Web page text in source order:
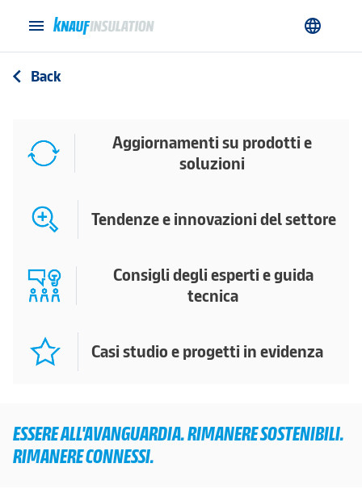
menu language
arrow_back_ios Back
Aggiornamenti su prodotti e
soluzioni
Tendenze e innovazioni del settore
Consigli degli esperti e guida
tecnica
Casi studio e progetti in evidenza
ESSERE ALL'AVANGUARDIA. RIMANERE SOSTENIBILI.
RIMANERE CONNESSI.